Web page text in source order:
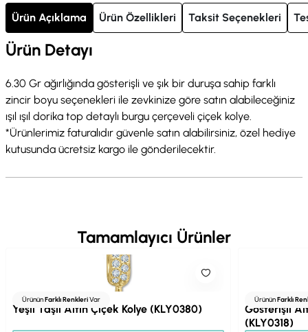
Ürün Açıklama Ürün Özellikleri Taksit Seçenekleri
Ürün Detayı
6.30 Gr ağırlığında gösterişli ve şık bir duruşa sahip farklı
zincir boyu seçenekleri ile zevkinize göre satın alabileceğiniz
ışıl ışıl dorika top detaylı burgu çerçeveli çiçek kolye.
*Ürünlerimiz faturalıdır güvenle satın alabilirsiniz, özel hediye
kutusunda ücretsiz kargo ile gönderilecektir.
Tamamlayıcı Ürünler
ÜrününFarklı RenkleriVar
Yeşil Taşlı Altın Çiçek Kolye (KLY0380)
ÜrününFarklı
Gösterişli
(KLY0318)